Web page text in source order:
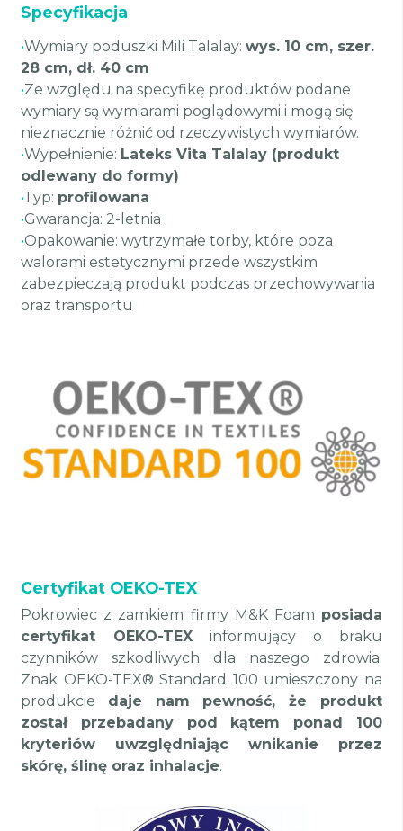
Specyfikacja
•Wymiary poduszki Mili Talalay: wys. 10 cm, szer.
28 cm, dł. 40 cm
•Ze względu na specyfikę produktów podane
wymiary są wymiarami poglądowymi i mogą się
nieznacznie różnić od rzeczywistych wymiarów.
•Wypełnienie: Lateks Vita Talalay (produkt
odlewany do formy)
•Typ: profilowana
•Gwarancja: 2-letnia
•Opakowanie: wytrzymałe torby, które poza
walorami estetycznymi przede wszystkim
zabezpieczają produkt podczas przechowywania
oraz transportu
Certyfikat OEKO-TEX
Pokrowiec z zamkiem firmy M&K Foam posiada
certyfikat OEKO-TEX informujący o braku
czynników szkodliwych dla naszego zdrowia.
Znak OEKO-TEX® Standard 100 umieszczony na
produkcie daje nam pewność, że produkt
został przebadany pod kątem ponad 100
kryteriów uwzględniając wnikanie przez
skórę, ślinę oraz inhalacje.